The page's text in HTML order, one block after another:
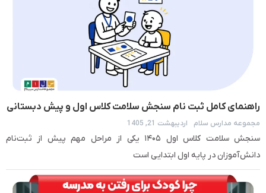
راهنمای کامل ثبت نام سنجش سلامت کلاس اول و پیش دبستانی
۱۴۰۶ – ۱۴۰۵
مجموعه مدارس سلام اردیبهشت 21, 1405
سنجش سلامت کلاس اول ۱۴۰۵ یکی از مراحل مهم پیش از ثبت‌نام
دانش‌آموزان در پایه اول ابتدایی است